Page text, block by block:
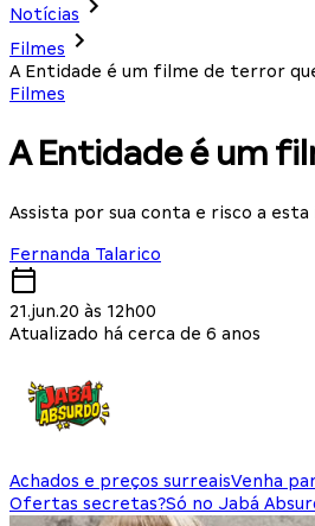
Notícias
Filmes
A Entidade é um filme de terror
Filmes
A Entidade é um
Assista por sua conta e risco a esta
Fernanda Talarico
21.jun.20 às 12h00
Atualizado há cerca de 6 anos
Achados e preços surreaisVenha
Ofertas secretas?Só no Jabá